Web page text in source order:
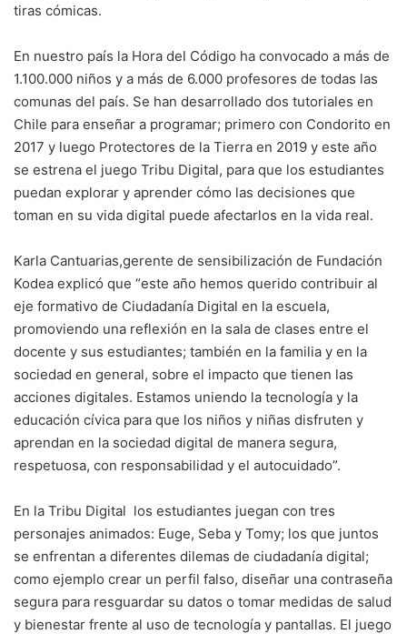
tiras cómicas.
En nuestro país la Hora del Código ha convocado a más de
1.100.000 niños y a más de 6.000 profesores de todas las
comunas del país. Se han desarrollado dos tutoriales en
Chile para enseñar a programar; primero con Condorito en
2017 y luego Protectores de la Tierra en 2019 y este año
se estrena el juego Tribu Digital, para que los estudiantes
puedan explorar y aprender cómo las decisiones que
toman en su vida digital puede afectarlos en la vida real.
Karla Cantuarias,gerente de sensibilización de Fundación
Kodea explicó que “este año hemos querido contribuir al
eje formativo de Ciudadanía Digital en la escuela,
promoviendo una reflexión en la sala de clases entre el
docente y sus estudiantes; también en la familia y en la
sociedad en general, sobre el impacto que tienen las
acciones digitales. Estamos uniendo la tecnología y la
educación cívica para que los niños y niñas disfruten y
aprendan en la sociedad digital de manera segura,
respetuosa, con responsabilidad y el autocuidado”.
En la Tribu Digital los estudiantes juegan con tres
personajes animados: Euge, Seba y Tomy; los que juntos
se enfrentan a diferentes dilemas de ciudadanía digital;
como ejemplo crear un perfil falso, diseñar una contraseña
segura para resguardar su datos o tomar medidas de salud
y bienestar frente al uso de tecnología y pantallas. El juego